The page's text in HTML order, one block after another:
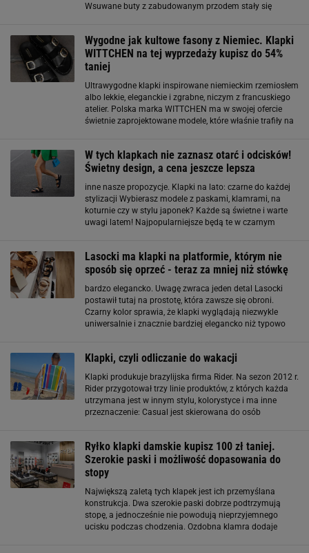
Wsuwane buty z zabudowanym przodem stały się
Wygodne jak kultowe fasony z Niemiec. Klapki
WITTCHEN na tej wyprzedaży kupisz do 54%
taniej
Ultrawygodne klapki inspirowane niemieckim rzemiosłem
albo lekkie, eleganckie i zgrabne, niczym z francuskiego
atelier. Polska marka WITTCHEN ma w swojej ofercie
świetnie zaprojektowane modele, które właśnie trafiły na
W tych klapkach nie zaznasz otarć i odcisków!
Świetny design, a cena jeszcze lepsza
inne nasze propozycje. Klapki na lato: czarne do każdej
stylizacji Wybierasz modele z paskami, klamrami, na
koturnie czy w stylu japonek? Każde są świetne i warte
uwagi latem! Najpopularniejsze będą te w czarnym
Lasocki ma klapki na platformie, którym nie
sposób się oprzeć - teraz za mniej niż stówkę
bardzo elegancko. Uwagę zwraca jeden detal Lasocki
postawił tutaj na prostotę, która zawsze się obroni.
Czarny kolor sprawia, że klapki wyglądają niezwykle
uniwersalnie i znacznie bardziej elegancko niż typowo
Klapki, czyli odliczanie do wakacji
Klapki produkuje brazylijska firma Rider. Na sezon 2012 r.
Rider przygotował trzy linie produktów, z których każda
utrzymana jest w innym stylu, kolorystyce i ma inne
przeznaczenie: Casual jest skierowana do osób
Ryłko klapki damskie kupisz 100 zł taniej.
Szerokie paski i możliwość dopasowania do
stopy
Największą zaletą tych klapek jest ich przemyślana
konstrukcja. Dwa szerokie paski dobrze podtrzymują
stopę, a jednocześnie nie powodują nieprzyjemnego
ucisku podczas chodzenia. Ozdobna klamra dodaje